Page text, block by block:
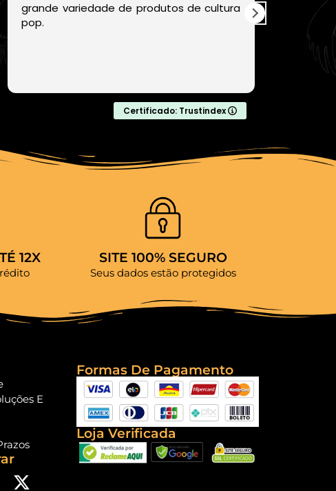
grande variedade de produtos de cultura
pop.
chegou
com
com
comprar
Certificado: Trustindex
12X SITE 100% SEGURO
Seus dados estão protegidos
E
Formas De Pagamento
Loja Verificada